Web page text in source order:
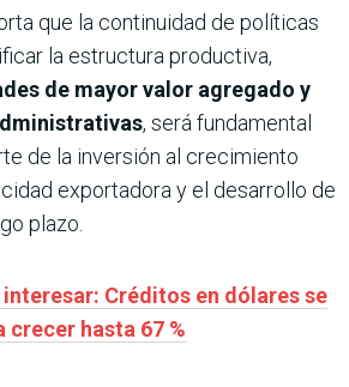
que la continuidad de políticas
la estructura productiva,
de mayor valor agregado y
, será fundamental
de la inversión al crecimiento
exportadora y el desarrollo de
plazo.
Créditos en dólares se
crecer hasta 67 %